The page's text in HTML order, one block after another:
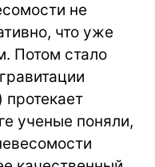
не
что уже
Потом стало
ученые поняли,